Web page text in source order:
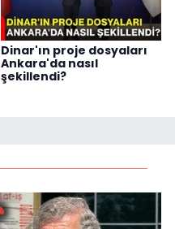
Dinar'ın proje dosyaları
Ankara'da nasıl
şekillendi?